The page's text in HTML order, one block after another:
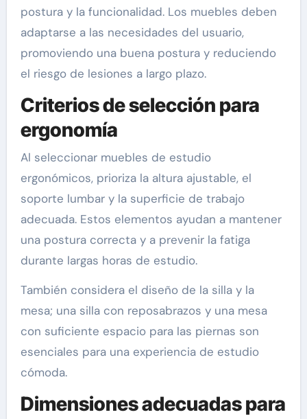
postura y la funcionalidad. Los muebles deben
adaptarse a las necesidades del usuario,
promoviendo una buena postura y reduciendo
el riesgo de lesiones a largo plazo.
Criterios de selección para
ergonomía
Al seleccionar muebles de estudio
ergonómicos, prioriza la altura ajustable, el
soporte lumbar y la superficie de trabajo
adecuada. Estos elementos ayudan a mantener
una postura correcta y a prevenir la fatiga
durante largas horas de estudio.
También considera el diseño de la silla y la
mesa; una silla con reposabrazos y una mesa
con suficiente espacio para las piernas son
esenciales para una experiencia de estudio
cómoda.
Dimensiones adecuadas para